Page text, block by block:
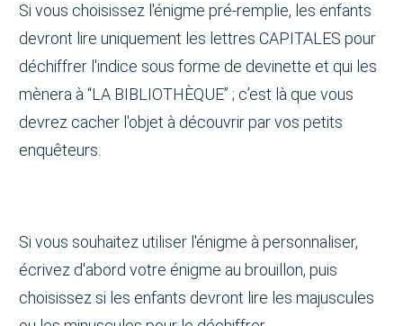
Si vous choisissez l'énigme pré-remplie, les enfants
devront lire uniquement les lettres CAPITALES pour
déchiffrer l'indice sous forme de devinette et qui les
mènera à “LA BIBLIOTHÈQUE” ; c’est là que vous
devrez cacher l'objet à découvrir par vos petits
enquêteurs.
Si vous souhaitez utiliser l'énigme à personnaliser,
écrivez d'abord votre énigme au brouillon, puis
choisissez si les enfants devront lire les majuscules